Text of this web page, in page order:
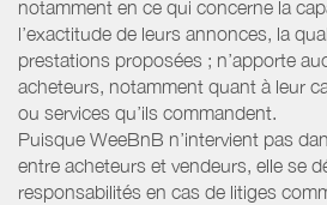
notamment en ce qui concerne la
l’exactitude de leurs annonces, la
prestations proposées ; n’apporte
acheteurs, notamment quant à leur
ou services qu’ils commandent.
Puisque WeeBnB n’intervient pas
entre acheteurs et vendeurs, elle se
responsabilités en cas de litiges